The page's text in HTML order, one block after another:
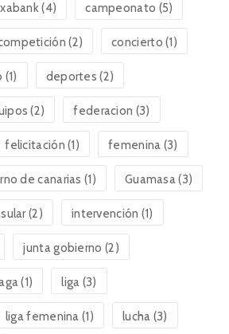
(4) campeonato (5)
(2) concierto (1)
(1) deportes (2)
(2) federacion (3)
felicitación (1) femenina (3)
de canarias (1) Guamasa(3)
(2) intervención (1)
junta gobierno (2)
(1) liga (3)
liga femenina (1) lucha (3)